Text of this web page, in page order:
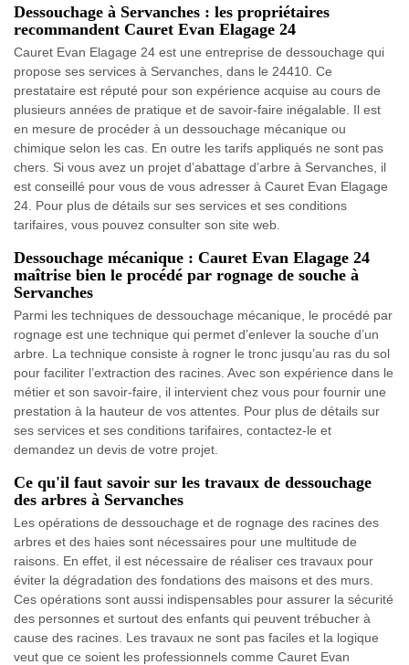
Dessouchage à Servanches : les propriétaires
recommandent Cauret Evan Elagage 24
Cauret Evan Elagage 24 est une entreprise de dessouchage qui
propose ses services à Servanches, dans le 24410. Ce
prestataire est réputé pour son expérience acquise au cours de
plusieurs années de pratique et de savoir-faire inégalable. Il est
en mesure de procéder à un dessouchage mécanique ou
chimique selon les cas. En outre les tarifs appliqués ne sont pas
chers. Si vous avez un projet d’abattage d’arbre à Servanches, il
est conseillé pour vous de vous adresser à Cauret Evan Elagage
24. Pour plus de détails sur ses services et ses conditions
tarifaires, vous pouvez consulter son site web.
Dessouchage mécanique : Cauret Evan Elagage 24
maîtrise bien le procédé par rognage de souche à
Servanches
Parmi les techniques de dessouchage mécanique, le procédé par
rognage est une technique qui permet d’enlever la souche d’un
arbre. La technique consiste à rogner le tronc jusqu’au ras du sol
pour faciliter l’extraction des racines. Avec son expérience dans le
métier et son savoir-faire, il intervient chez vous pour fournir une
prestation à la hauteur de vos attentes. Pour plus de détails sur
ses services et ses conditions tarifaires, contactez-le et
demandez un devis de votre projet.
Ce qu'il faut savoir sur les travaux de dessouchage
des arbres à Servanches
Les opérations de dessouchage et de rognage des racines des
arbres et des haies sont nécessaires pour une multitude de
raisons. En effet, il est nécessaire de réaliser ces travaux pour
éviter la dégradation des fondations des maisons et des murs.
Ces opérations sont aussi indispensables pour assurer la sécurité
des personnes et surtout des enfants qui peuvent trébucher à
cause des racines. Les travaux ne sont pas faciles et la logique
veut que ce soient les professionnels comme Cauret Evan